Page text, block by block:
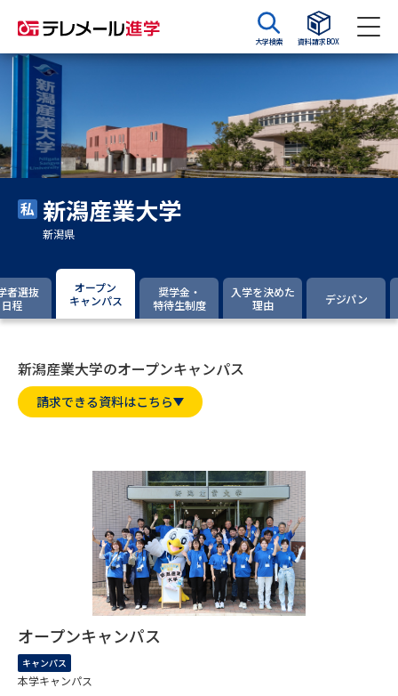
大学検索 資料請求BOX
大学・短大の資料種類から請求
大学パンフ
集要項＆願書
過去問題集
専門学校の資料請求
大学入学共通テスト「受験上の
配慮案内」の請求
高等学校卒業程度認定試験
幼稚園教員資格認定試験 小学校教員資格認定試験
高等学校（情報）教員資格認定
新潟産業大学
新潟県
者選抜
日程
オープン
キャンパス
奨学金・
特待生制度
入学を決めた
理由
デジパン
新潟産業大学のオープンキャンパス
請求できる資料はこちら
オープンキャンパス
キャンパス
本学キャンパス